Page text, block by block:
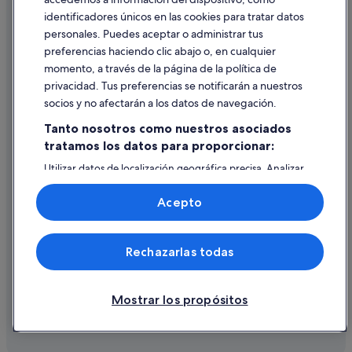
Ayuda
Cancelar un vuelo
Cancelar una reserva de hotel o de un alquiler vacacional
Plazos de reembolso
Utilizar un cupón de Expedia
Documentos para viajes internacionales
© 2026 Expedia, Inc., una empresa de Expedia Group. Todos los
derechos reservados. Expedia y el logotipo de Expedia son marcas
comerciales o marcas comerciales registradas de Expedia, Inc.
identificadores únicos en las cookies para tratar datos
personales. Puedes aceptar o administrar tus
preferencias haciendo clic abajo o, en cualquier
momento, a través de la página de la política de
privacidad. Tus preferencias se notificarán a nuestros
socios y no afectarán a los datos de navegación.
Tanto nosotros como nuestros asociados
tratamos los datos para proporcionar:
Utilizar datos de localización geográfica precisa. Analizar
activamente las características del dispositivo para su
identificación. Almacenar la información en un dispositivo
y/o acceder a ella. Publicidad y contenido personalizados,
medición de publicidad y contenido, investigación de
audiencia y desarrollo de servicios.
Lista de asociados (proveedores)
Mostrar los propósitos
Rechazarlas todas
Acepto